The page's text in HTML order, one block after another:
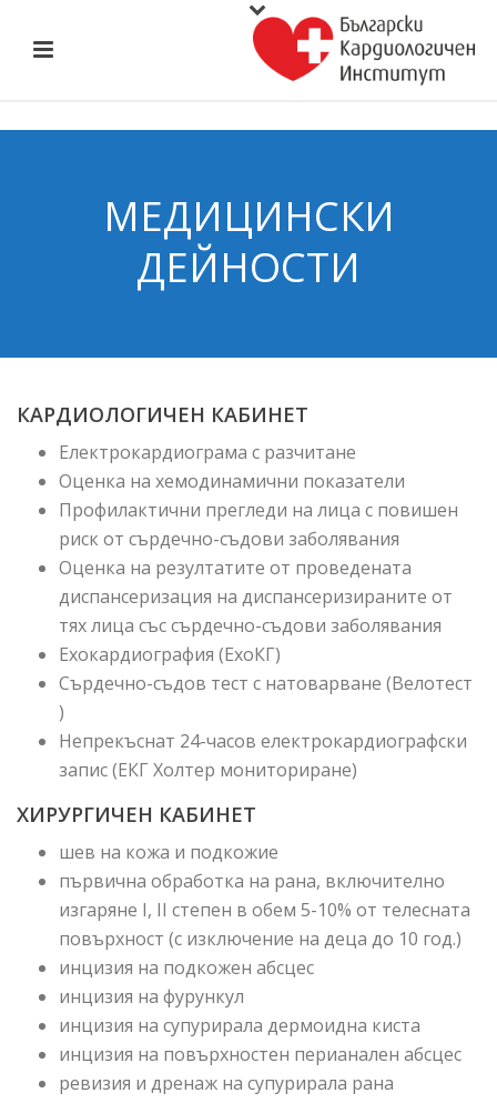
МЕДИЦИНСКИ
ДЕЙНОСТИ
КАРДИОЛОГИЧЕН КАБИНЕТ
Електрокардиограма с разчитане
Оценка на хемодинамични показатели
Профилактични прегледи на лица с повишен
риск от сърдечно-съдови заболявания
Оценка на резултатите от проведената
диспансеризация на диспансеризираните от
тях лица със сърдечно-съдови заболявания
Ехокардиография (ЕхоКГ)
Сърдечно-съдов тест с натоварване (Велотест
)
Непрекъснат 24-часов електрокардиографски
запис (ЕКГ Холтер мониториране)
ХИРУРГИЧЕН КАБИНЕТ
шев на кожа и подкожие
първична обработка на рана, включително
изгаряне І, ІІ степен в обем 5-10% от телесната
повърхност (с изключение на деца до 10 год.)
инцизия на подкожен абсцес
инцизия на фурункул
инцизия на супурирала дермоидна киста
инцизия на повърхностен перианален абсцес
ревизия и дренаж на супурирала рана